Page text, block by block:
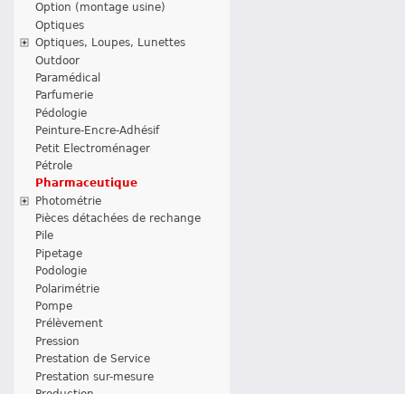
Option (montage usine)
Optiques
Optiques, Loupes, Lunettes
Outdoor
Paramédical
Parfumerie
Pédologie
Peinture-Encre-Adhésif
Petit Electroménager
Pétrole
Pharmaceutique
Photométrie
Pièces détachées de rechange
Pile
Pipetage
Podologie
Polarimétrie
Pompe
Prélèvement
Pression
Prestation de Service
Prestation sur-mesure